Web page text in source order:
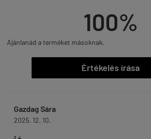
100%
Ajánlanád a terméket másoknak.
Értékelés írása
Gazdag Sára
2025. 12. 10.